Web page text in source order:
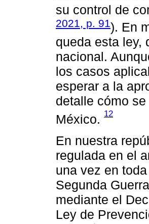
su control de
2021, p. 91). En
queda esta ley,
nacional.
los casos
esperar a la
detalle cómo
México. 12
En nuestra
regulada en el
una vez en
Segunda
mediante el
Ley de